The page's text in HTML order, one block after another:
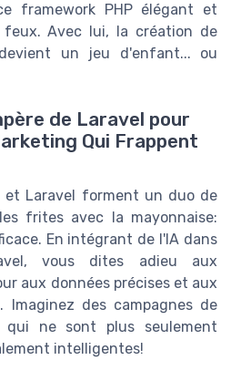
framework PHP élégant et
Avec lui, la création de
un jeu d'enfant... ou
de Laravel pour
Qui Frappent
et Laravel forment un duo de
frites avec la mayonnaise:
En intégrant de l'IA dans
vous dites adieu aux
aux données précises et aux
Imaginez des campagnes de
qui ne sont plus seulement
intelligentes!